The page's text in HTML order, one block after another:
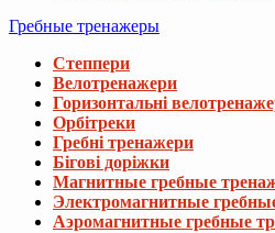
Гребные тренажеры
Степпери
Велотренажери
Горизонтальні
Орбітреки
Гребні тренажери
Бігові доріжки
Магнитные гребные
Электромагнитные
Аэромагнитные гребные